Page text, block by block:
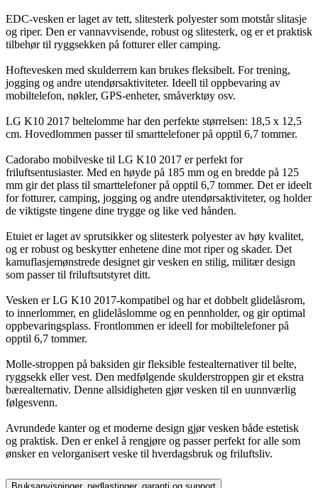
EDC-vesken er laget av tett, slitesterk polyester som motstår slitasje
og riper. Den er vannavvisende, robust og slitesterk, og er et praktisk
tilbehør til ryggsekken på fotturer eller camping.
Hoftevesken med skulderrem kan brukes fleksibelt. For trening,
jogging og andre utendørsaktiviteter. Ideell til oppbevaring av
mobiltelefon, nøkler, GPS-enheter, småverktøy osv.
LG K10 2017 beltelomme har den perfekte størrelsen: 18,5 x 12,5
cm. Hovedlommen passer til smarttelefoner på opptil 6,7 tommer.
Cadorabo mobilveske til LG K10 2017 er perfekt for
friluftsentusiaster. Med en høyde på 185 mm og en bredde på 125
mm gir det plass til smarttelefoner på opptil 6,7 tommer. Det er ideelt
for fotturer, camping, jogging og andre utendørsaktiviteter, og holder
de viktigste tingene dine trygge og like ved hånden.
Etuiet er laget av sprutsikker og slitesterk polyester av høy kvalitet,
og er robust og beskytter enhetene dine mot riper og skader. Det
kamuflasjemønstrede designet gir vesken en stilig, militær design
som passer til friluftsutstyret ditt.
Vesken er LG K10 2017-kompatibel og har et dobbelt glidelåsrom,
to innerlommer, en glidelåslomme og en pennholder, og gir optimal
oppbevaringsplass. Frontlommen er ideell for mobiltelefoner på
opptil 6,7 tommer.
Molle-stroppen på baksiden gir fleksible festealternativer til belte,
ryggsekk eller vest. Den medfølgende skulderstroppen gir et ekstra
bærealternativ. Denne allsidigheten gjør vesken til en uunnværlig
følgesvenn.
Avrundede kanter og et moderne design gjør vesken både estetisk
og praktisk. Den er enkel å rengjøre og passer perfekt for alle som
ønsker en velorganisert veske til hverdagsbruk og friluftsliv.